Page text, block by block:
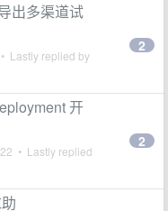
出多渠道试
• Lastly replied by
2
开
• Lastly replied
2